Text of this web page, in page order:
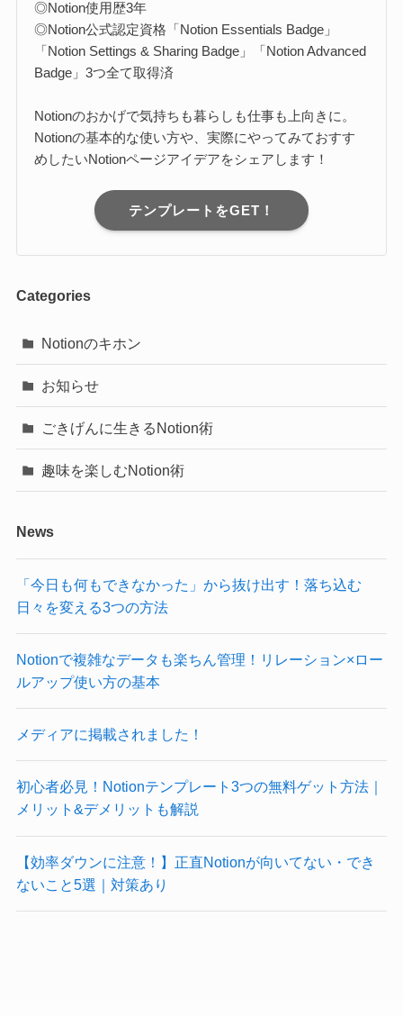
◎Notion使用歴3年
◎Notion公式認定資格「Notion Essentials Badge」
「Notion Settings & Sharing Badge」「Notion Advanced
Badge」3つ全て取得済
Notionのおかげで気持ちも暮らしも仕事も上向きに。
Notionの基本的な使い方や、実際にやってみておすす
めしたいNotionページアイデアをシェアします！
テンプレートをGET！
Categories
Notionのキホン
お知らせ
ごきげんに生きるNotion術
趣味を楽しむNotion術
News
「今日も何もできなかった」から抜け出す！落ち込む
日々を変える3つの方法
Notionで複雑なデータも楽ちん管理！リレーション×ロー
ルアップ使い方の基本
メディアに掲載されました！
初心者必見！Notionテンプレート3つの無料ゲット方法｜
メリット&デメリットも解説
【効率ダウンに注意！】正直Notionが向いてない・でき
ないこと5選｜対策あり